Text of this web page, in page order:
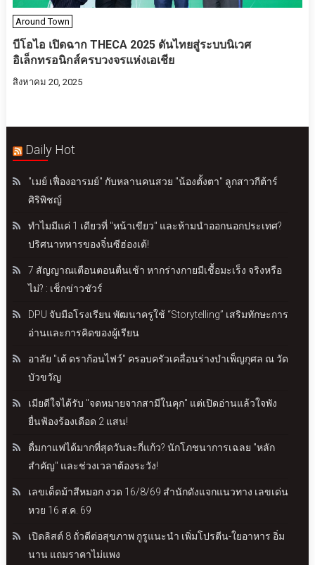
Around Town
บีโอไอ เปิดฉาก THECA 2025 ดันไทยสู่ระบบนิเวศ
อิเล็กทรอนิกส์ครบวงจรแห่งเอเชีย
สิงหาคม 20, 2025
Daily Hot
"เมย์ เฟื่องอารมย์" กับหลานคนสวย "น้องตั้งตา" ลูกสาวกีต้าร์
ศิริพิชญ์
ทำไมมีแค่ 1 เดียวที่ "หน้าเขียว" และห้ามนำออกนอกประเทศ?
ปริศนาทหารของจิ๋นซีฮ่องเต้!
7 สัญญาณเตือนตอนตื่นเช้า หากร่างกายมีเชื้อมะเร็ง จริงหรือ
ไม่? : เช็กข่าวชัวร์
DPU จับมือโรงเรียน พัฒนาครูใช้ “Storytelling” เสริมทักษะการ
อ่านและการคิดของผู้เรียน
อาลัย "เต้ ดราก้อนไฟว์" ครอบครัวเคลื่อนร่างบำเพ็ญกุศล ณ วัด
บัวขวัญ
เมียดีใจได้รับ "จดหมายจากสามีในคุก" แต่เปิดอ่านแล้วใจพัง
ยื่นฟ้องร้องเดือด 2 แสน!
ดื่มกาแฟได้มากที่สุดวันละกี่แก้ว? นักโภชนาการเฉลย "หลัก
สำคัญ" และช่วงเวลาต้องระวัง!
เลขเด็ดม้าสีหมอก งวด 16/8/69 สำนักดังแจกแนวทาง เลขเด่น
หวย 16 ส.ค. 69
เปิดลิสต์ 8 ถั่วดีต่อสุขภาพ กูรูแนะนำ เพิ่มโปรตีน-ใยอาหาร อิ่ม
นาน แถมราคาไม่แพง